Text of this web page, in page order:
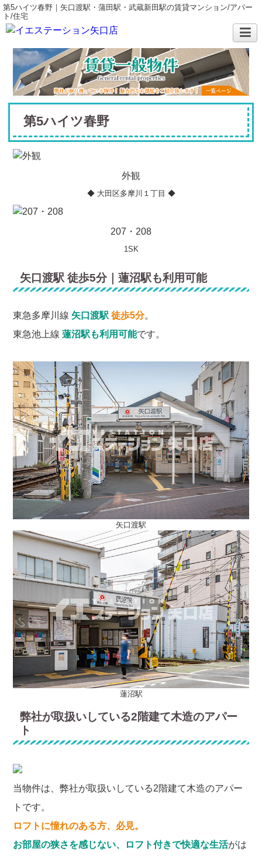
第5ハイツ春野｜矢口渡駅・蒲田駅・武蔵新田駅の賃貸マンション/アパー
ト/住宅
第5ハイツ春野
外観
◆ 大田区多摩川１丁目 ◆
207・208
1SK
矢口渡駅 徒歩5分｜蓮沼駅も利用可能
東急多摩川線 矢口渡駅 徒歩5分。
東急池上線蓮沼駅も利用可能です。
矢口渡駅
蓮沼駅
弊社が取扱いしている2階建て木造のアパー
ト
当物件は、弊社が取扱いしている2階建て木造のアパー
トです。
ロフトに憧れのある方、必見。
お部屋の狭さを感じない、ロフト付きで快適な生活がは